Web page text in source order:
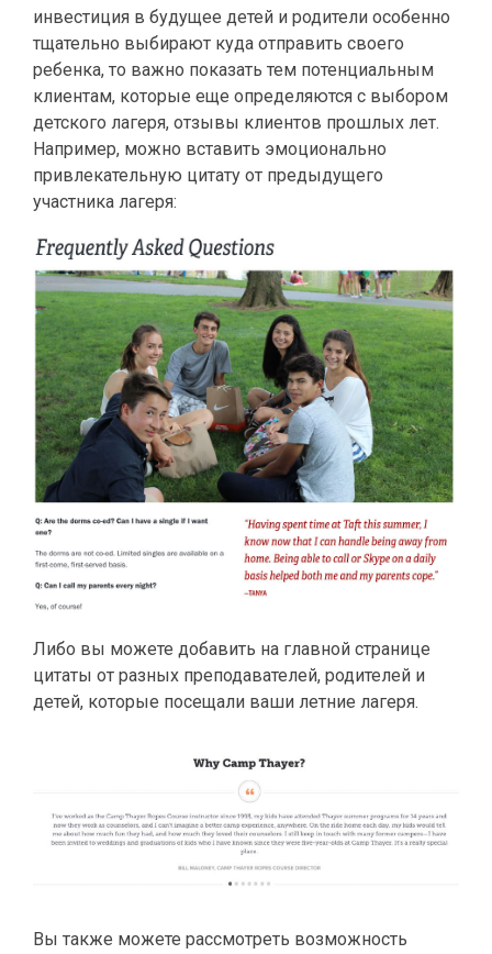
инвестиция в будущее детей и родители особенно
тщательно выбирают куда отправить своего
ребенка, то важно показать тем потенциальным
клиентам, которые еще определяются с выбором
детского лагеря, отзывы клиентов прошлых лет.
Например, можно вставить эмоционально
привлекательную цитату от предыдущего
участника лагеря:
Либо вы можете добавить на главной странице
цитаты от разных преподавателей, родителей и
детей, которые посещали ваши летние лагеря.
Вы также можете рассмотреть возможность